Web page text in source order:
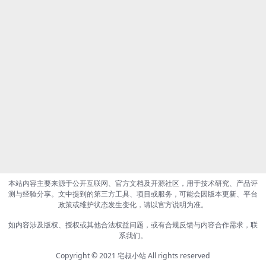
本站内容主要来源于公开互联网、官方文档及开源社区，用于技术研究、产品评
测与经验分享。文中提到的第三方工具、项目或服务，可能会因版本更新、平台
政策或维护状态发生变化，请以官方说明为准。
如内容涉及版权、授权或其他合法权益问题，或有合规反馈与内容合作需求，联
系我们。
Copyright © 2021 宅叔小站All rights reserved